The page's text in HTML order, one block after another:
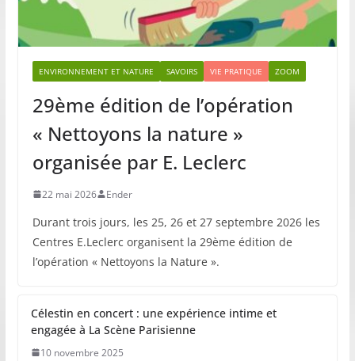
ENVIRONNEMENT ET NATURE SAVOIRS VIE PRATIQUE ZOOM
29ème édition de l’opération
« Nettoyons la nature »
organisée par E. Leclerc
22 mai 2026 Ender
Durant trois jours, les 25, 26 et 27 septembre 2026 les
Centres E.Leclerc organisent la 29ème édition de
l’opération « Nettoyons la Nature ».
Célestin en concert : une expérience intime et
engagée à La Scène Parisienne
10 novembre 2025